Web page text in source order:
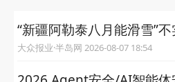
“新疆阿勒泰八月能滑雪”不
大众报业·半岛网 2026-08-07 18:54